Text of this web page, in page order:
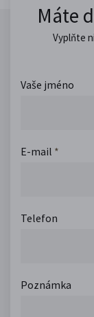
Máte
Vyplňte
Vaše jméno
E-mail *
Telefon
Poznámka